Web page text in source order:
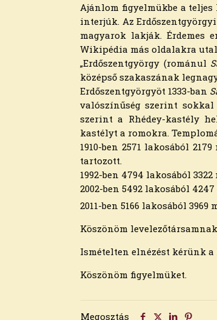
Ajánlom figyelmükbe a
interjúk. Az
magyarok lakják. Érdemes
Wikipédia más oldalakra
„Erdőszentgyörgy (románul
középső szakaszának
Erdőszentgyörgyöt 1333-ban
valószínűség szerint sokkal
szerint a Rhédey-kastély
kastélyt a romokra.
1910-ben 2571 lakosából
tartozott.
1992-ben 4794 lakosából
2002-ben 5492 lakosából
2011-ben 5166 lakosából
Köszönöm
Ismételten elnézést kérünk
Köszönöm figyelmüket.
Megosztás
2019. november
2019. október
2019. szeptember
2019. augusztus
2019. július
2019. június
2019. május
2019. április
2019. március
2019. február
2019. január
2018. december
2018. november
2018. október
2018. szeptember
2018. július
2018. június
2018. április
2018. január